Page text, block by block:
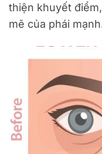
thiện khuyết
mẽ của phái